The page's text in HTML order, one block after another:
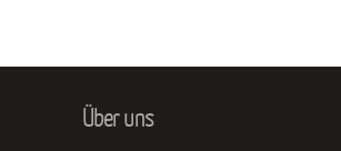
Über uns